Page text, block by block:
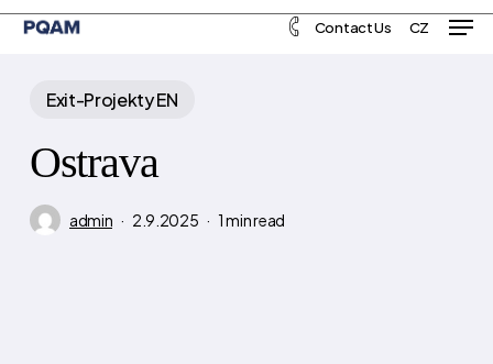
Skip
content
Contact Us CZ
Exit-Projekty EN
Ostrava
admin 2.9.2025 1 min read
Menu